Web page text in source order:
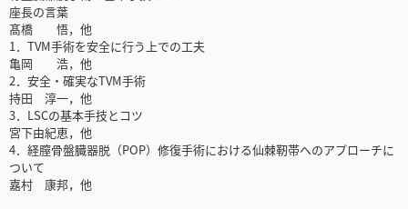
座長の言葉
髙橋 悟，他
1．TVM手術を安全に行う上での工夫
亀岡 浩，他
2．安全・確実なTVM手術
持田 淳一，他
3．LSCの基本手技とコツ
宮下由紀恵，他
4．経膣骨盤臓器脱（POP）修復手術における仙棘靭帯へのアプローチに
ついて
嘉村 康邦，他